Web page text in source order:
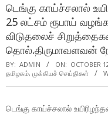
டெங்கு காய்ச்சலால்
25 லட்சம் ரூபாய்
விடுதலைச்
தொல்.திருமாவளவன்
BY: ADMIN ON: OCTOBER
தமிழகம், முக்கியச் செய்திகள்
டெங்கு காய்ச்சலால்